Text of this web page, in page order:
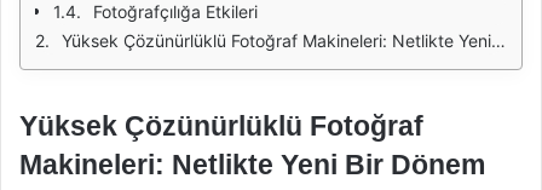
Fotoğrafçılığa Etkileri
Yüksek Çözünürlüklü Fotoğraf Makineleri: Netlikte Yeni Bir Dönem
Yüksek Çözünürlüklü Fotoğraf
Makineleri: Netlikte Yeni Bir Dönem